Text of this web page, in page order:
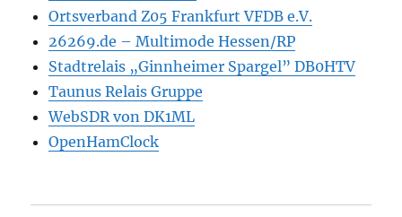
Ortsverband Z05 Frankfurt VFDB e.V.
26269.de – Multimode Hessen/RP
Stadtrelais „Ginnheimer Spargel” DB0HTV
Taunus Relais Gruppe
WebSDR von DK1ML
OpenHamClock